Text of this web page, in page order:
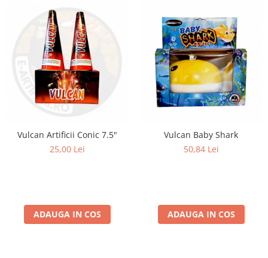
Vulcan Artificii Conic 7.5"
25,00 Lei
ADAUGA IN COS
Vulcan Baby Shark
50,84 Lei
ADAUGA IN COS